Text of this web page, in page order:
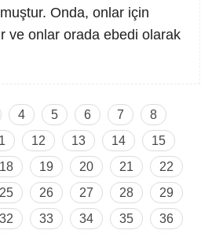
Onda, onlar için
ve onlar orada ebedi olarak
4 5 6 7
8
12 13 14
15
18 19 20 21
22
25 26 27 28
29
32 33 34 35
36